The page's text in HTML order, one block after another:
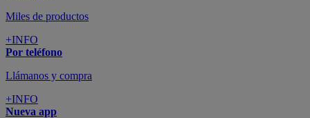
Miles de productos
+INFO
Por teléfono
Llámanos y compra
+INFO
Nueva app